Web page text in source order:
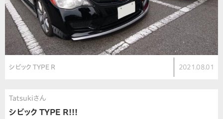
シビック TYPE R 2021.08.01
Tatsukiさん
シビック TYPE R!!!